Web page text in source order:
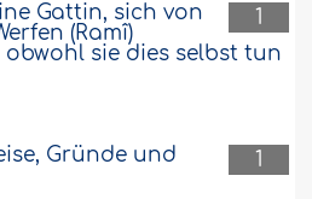
1
Gattin, sich von
(Ramî)
sie dies selbst tun
1
Gründe und